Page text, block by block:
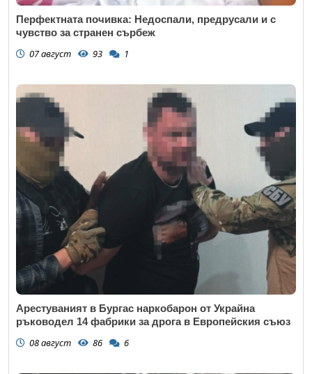
Перфектната почивка: Недоспали, предрусали и с
чувство за странен сърбеж
07 август 93 1
Арестуваният в Бургас наркобарон от Украйна
ръководел 14 фабрики за дрога в Европейския съюз
08 август 86 6